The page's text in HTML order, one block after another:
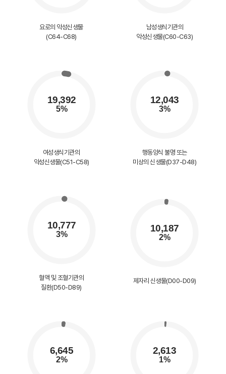
요로의 악성신생물
(C64-C68)
남성생식기관의
악성신생물(C60-C63)
여성생식기관의
악성신생물(C51-C58)
행동양식 불명 또는
미상의 신생물(D37-D48)
혈액 및 조혈기관의
질환(D50-D89)
제자리 신생물(D00-D09)